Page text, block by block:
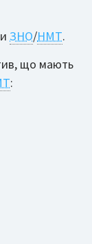
ЗНО/НМТ.
що мають
: